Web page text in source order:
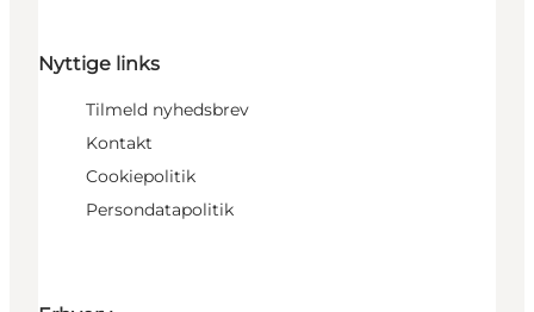
Nyttige links
Tilmeld nyhedsbrev
Kontakt
Cookiepolitik
Persondatapolitik